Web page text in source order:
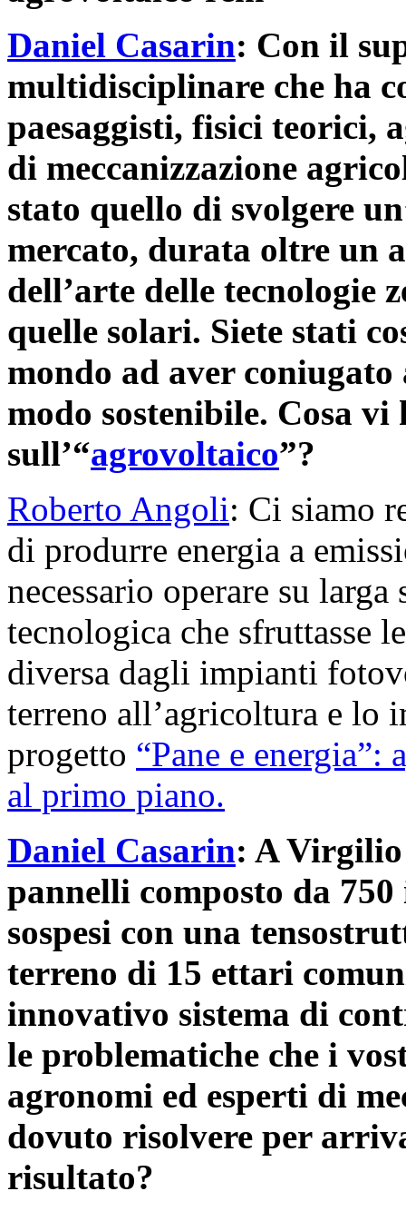
Daniel Casarin: Con il
multidisciplinare che ha
paesaggisti, fisici teorici,
di meccanizzazione
stato quello di svolgere
mercato, durata oltre un
dell’arte delle tecnologie
quelle solari. Siete stati
mondo ad aver
modo sostenibile. Cosa
sull’“agrovoltaico”?
Roberto Angoli: Ci siamo
di produrre energia a
necessario operare su
tecnologica che sfruttasse
diversa dagli impianti
terreno all’agricoltura e lo
progetto “Pane e
al primo piano.
Daniel Casarin: A
pannelli composto da
sospesi con una
terreno di 15 ettari
innovativo sistema di
le problematiche che i
agronomi ed esperti di
dovuto risolvere per
risultato?